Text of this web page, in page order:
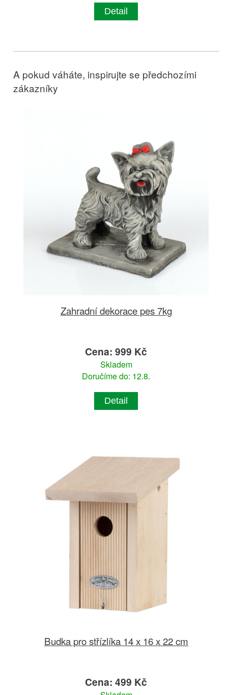
Detail
A pokud váháte, inspirujte se předchozími
zákazníky
Zahradní dekorace pes 7kg
Cena: 999 Kč
Skladem
Doručíme do: 12.8.
Detail
Budka pro střízlíka 14 x 16 x 22 cm
Cena: 499 Kč